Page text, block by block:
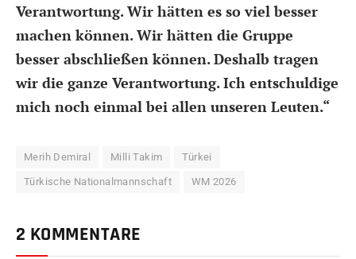
Verantwortung. Wir hätten es so viel besser
machen können. Wir hätten die Gruppe
besser abschließen können. Deshalb tragen
wir die ganze Verantwortung. Ich entschuldige
mich noch einmal bei allen unseren Leuten.“
Merih Demiral Milli Takim Türkei
Türkische Nationalmannschaft WM 2026
2 KOMMENTARE